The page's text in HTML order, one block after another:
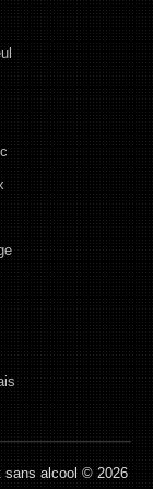
alcool © 2026